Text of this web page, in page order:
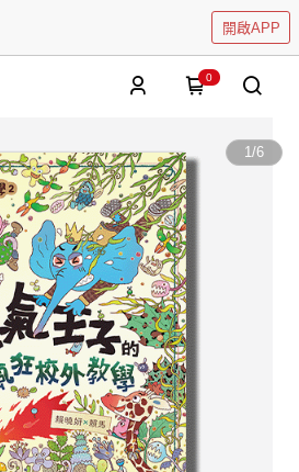
開啟APP
0
1/6